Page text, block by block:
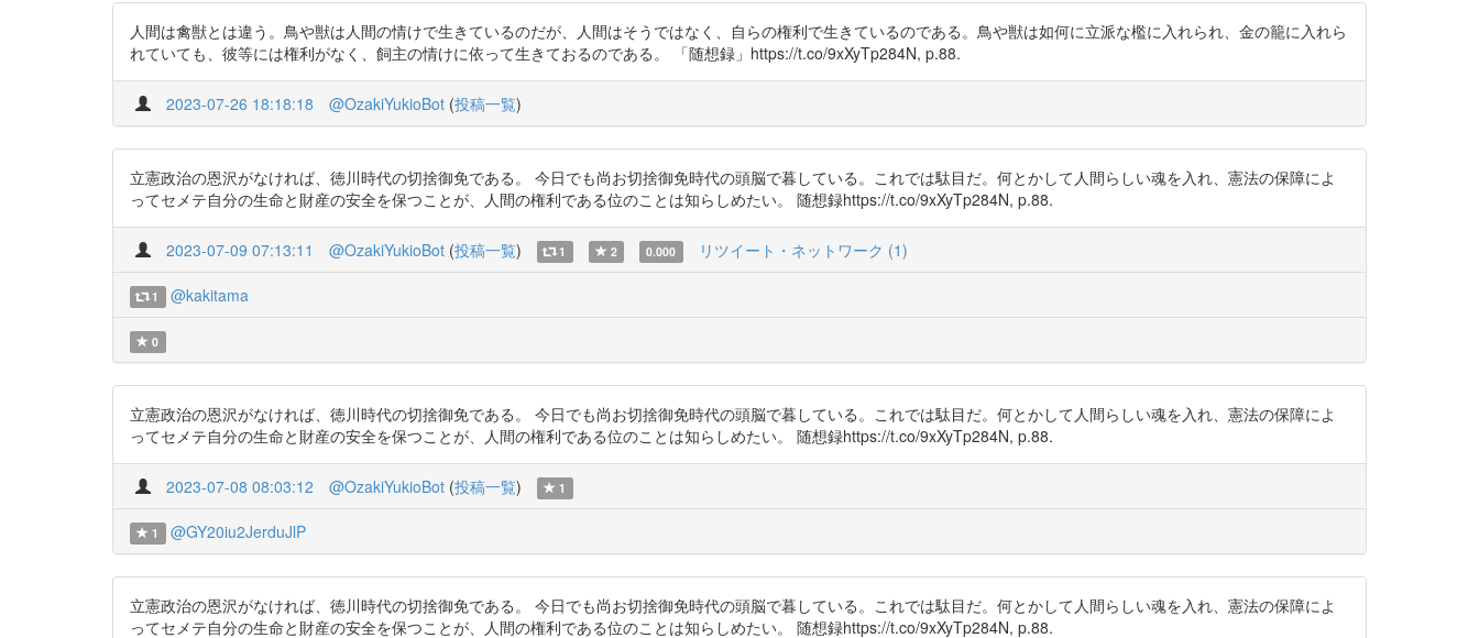
人間は禽獣とは違う。鳥や獣は人間の情けで生きているのだが、人間はそうではなく、自らの権利で生きているのである。鳥や獣は如何に立派な檻に入れられ、金の籠に入れら
れていても、彼等には権利がなく、飼主の情けに依って生きておるのである。 「随想録」https://t.co/9xXyTp284N, p.88.
2023-07-26 18:18:18 @OzakiYukioBot (投稿一覧)
立憲政治の恩沢がなければ、徳川時代の切捨御免である。 今日でも尚お切捨御免時代の頭脳で暮している。これでは駄目だ。何とかして人間らしい魂を入れ、憲法の保障によ
ってセメテ自分の生命と財産の安全を保つことが、人間の権利である位のことは知らしめたい。 随想録https://t.co/9xXyTp284N, p.88.
2023-07-09 07:13:11 @OzakiYukioBot (投稿一覧) 1 2 0.000 リツイート・ネットワーク (1)
1 @kakitama
0
立憲政治の恩沢がなければ、徳川時代の切捨御免である。 今日でも尚お切捨御免時代の頭脳で暮している。これでは駄目だ。何とかして人間らしい魂を入れ、憲法の保障によ
ってセメテ自分の生命と財産の安全を保つことが、人間の権利である位のことは知らしめたい。 随想録https://t.co/9xXyTp284N, p.88.
2023-07-08 08:03:12 @OzakiYukioBot (投稿一覧) 1
1 @GY20iu2JerduJlP
立憲政治の恩沢がなければ、徳川時代の切捨御免である。 今日でも尚お切捨御免時代の頭脳で暮している。これでは駄目だ。何とかして人間らしい魂を入れ、憲法の保障によ
ってセメテ自分の生命と財産の安全を保つことが、人間の権利である位のことは知らしめたい。 随想録https://t.co/9xXyTp284N, p.88.